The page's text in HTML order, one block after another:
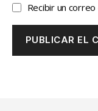
Recibir un